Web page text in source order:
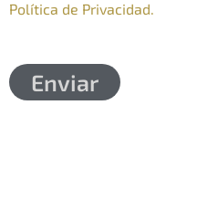
Política de Privacidad.
Enviar